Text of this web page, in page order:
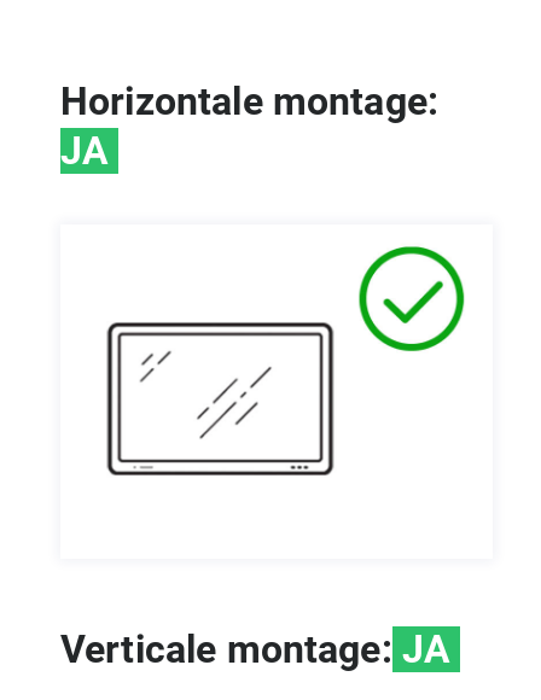
Horizontale montage:
JA
Verticale montage: JA